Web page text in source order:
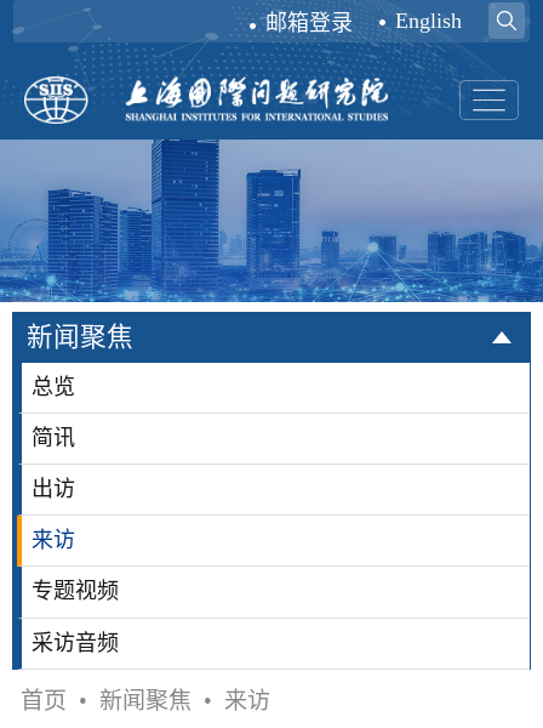
邮箱登录 English
新闻聚焦
总览
简讯
出访
来访
专题视频
采访音频
首页 • 新闻聚焦 • 来访